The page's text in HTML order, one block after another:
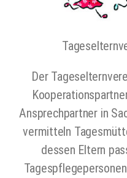
Der
Ansprechpartner in
vermitteln
dessen Eltern